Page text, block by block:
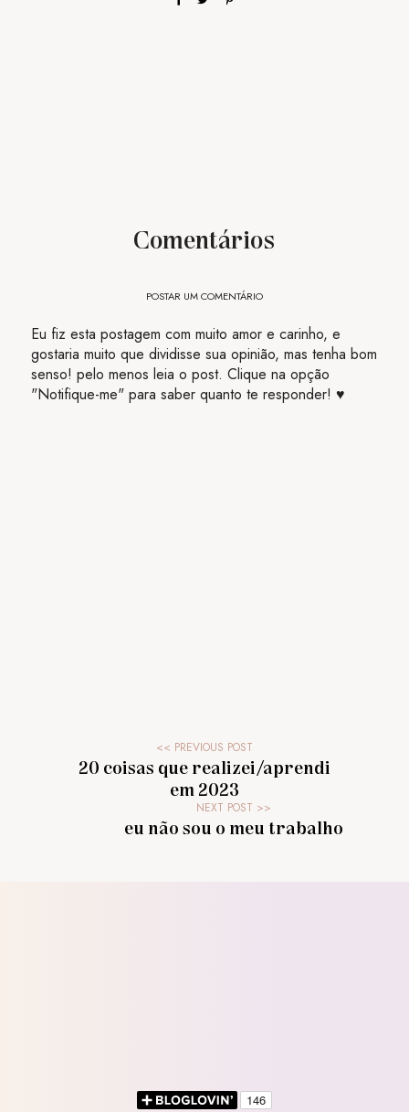
Comentários
POSTAR UM COMENTÁRIO
Eu fiz esta postagem com muito amor e carinho, e
gostaria muito que dividisse sua opinião, mas tenha bom
senso! pelo menos leia o post. Clique na opção
"Notifique-me" para saber quanto te responder! ♥
20 coisas que realizei/aprendi
em 2023
eu não sou o meu trabalho